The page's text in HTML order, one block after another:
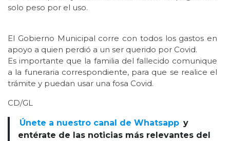
solo peso por el uso.
El Gobierno Municipal corre con todos los gastos en
apoyo a quien perdió a un ser querido por Covid.
Es importante que la familia del fallecido comunique
a la funeraria correspondiente, para que se realice el
trámite y puedan usar una fosa Covid.
CD/GL
Únete a nuestro canal de Whatsapp y
entérate de las noticias más relevantes del